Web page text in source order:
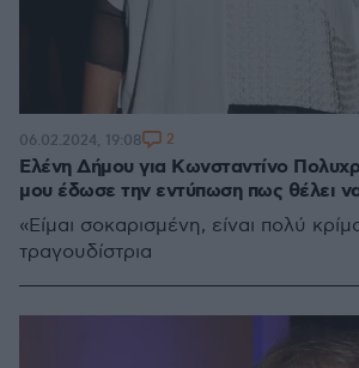
Ελένη Δήμου για Κωνσταντίνο
μου έδωσε την εντύπωση πως θέλει
«Είμαι σοκαρισμένη, είναι πολύ
τραγουδίστρια
06.02.2024, 19:08 2